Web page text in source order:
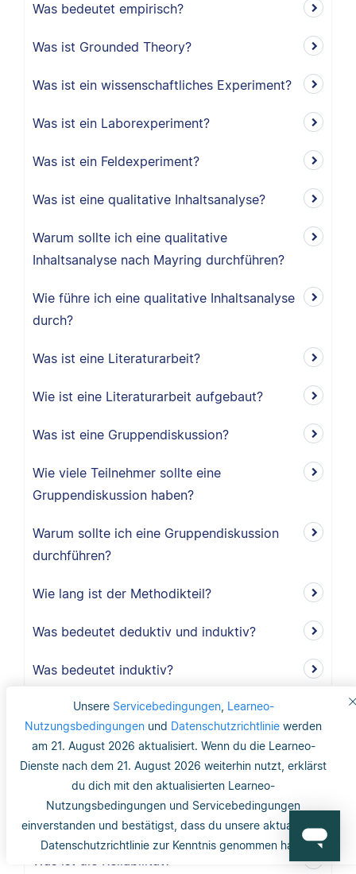
Unsere Servicebedingungen, Learneo-
Nutzungsbedingungen und Datenschutzrichtlinie werden
am 21. August 2026 aktualisiert. Wenn du die Learneo-
Dienste nach dem 21. August 2026 weiterhin nutzt, erklärst
du dich mit den aktualisierten Learneo-
Nutzungsbedingungen und Servicebedingungen
einverstanden und bestätigst, dass du unsere aktualisierte
Datenschutzrichtlinie zur Kenntnis genommen hast.
Was bedeutet empirisch?
Was ist Grounded Theory?
Was ist ein wissenschaftliches Experiment?
Was ist ein Laborexperiment?
Was ist ein Feldexperiment?
Was ist eine qualitative Inhaltsanalyse?
Warum sollte ich eine qualitative
Inhaltsanalyse nach Mayring durchführen?
Wie führe ich eine qualitative Inhaltsanalyse
durch?
Was ist eine Literaturarbeit?
Wie ist eine Literaturarbeit aufgebaut?
Was ist eine Gruppendiskussion?
Wie viele Teilnehmer sollte eine
Gruppendiskussion haben?
Warum sollte ich eine Gruppendiskussion
durchführen?
Wie lang ist der Methodikteil?
Was bedeutet deduktiv und induktiv?
Was bedeutet induktiv?
Was bedeutet deduktiv?
Was ist Validität?
Was ist interne Validität?
Was versteht man unter Validität?
Was ist die Reliabilität?